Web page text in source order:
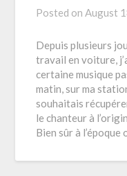
Posted onAugust
Depuis plusieurs
travail en voiture,
certaine musique
matin, sur ma
souhaitais
le chanteur à
Bien sûr à l’époque